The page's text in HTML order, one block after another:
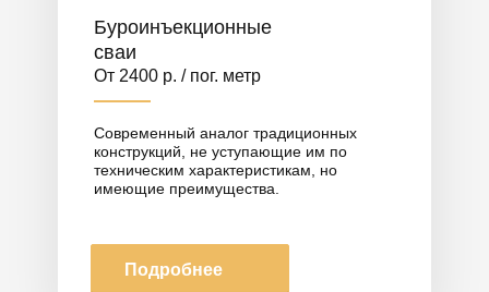
Буроинъекционные
сваи
От 2400 р. / пог. метр
Современный аналог традиционных
конструкций, не уступающие им по
техническим характеристикам, но
имеющие преимущества.
Подробнее